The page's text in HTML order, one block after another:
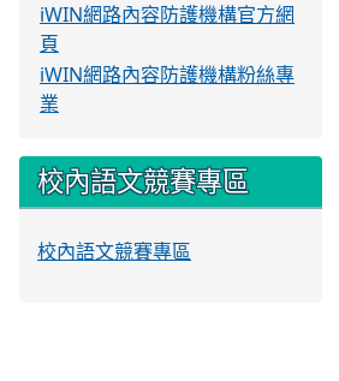
iWIN網路內容防護機構官方網
頁
iWIN網路內容防護機構粉絲專
業
校內語文競賽專區
校內語文競賽專區